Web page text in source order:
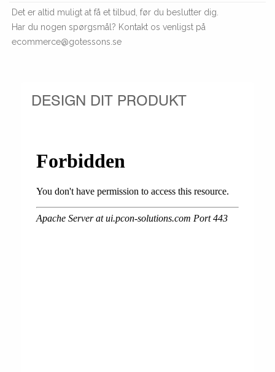
Det er altid muligt at få et tilbud, før du beslutter dig.
Har du nogen spørgsmål? Kontakt os venligst på
ecommerce@gotessons.se
DESIGN DIT PRODUKT